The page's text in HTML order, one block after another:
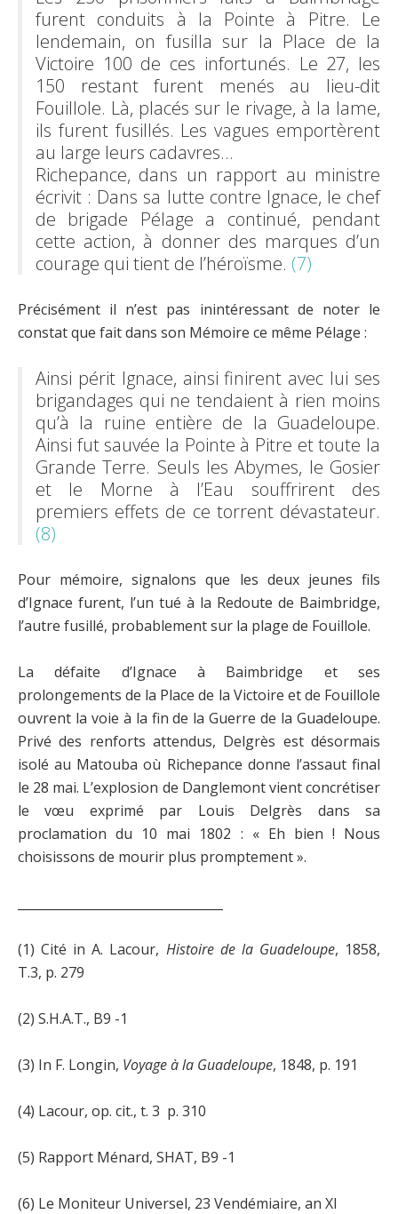
furent conduits à la Pointe à Pitre. Le
lendemain, on fusilla sur la Place de la
Victoire 100 de ces infortunés. Le 27, les
150 restant furent menés au lieu-dit
Fouillole. Là, placés sur le rivage, à la lame,
ils furent fusillés. Les vagues emportèrent
au large leurs cadavres…
Richepance, dans un rapport au ministre
écrivit : Dans sa lutte contre Ignace, le chef
de brigade Pélage a continué, pendant
cette action, à donner des marques d’un
courage qui tient de l’héroïsme. (7)
Précisément il n’est pas inintéressant de noter le
constat que fait dans son Mémoire ce même Pélage :
Ainsi périt Ignace, ainsi finirent avec lui ses
brigandages qui ne tendaient à rien moins
qu’à la ruine entière de la Guadeloupe.
Ainsi fut sauvée la Pointe à Pitre et toute la
Grande Terre. Seuls les Abymes, le Gosier
et le Morne à l’Eau souffrirent des
premiers effets de ce torrent dévastateur.
(8)
Pour mémoire, signalons que les deux jeunes fils
d’Ignace furent, l’un tué à la Redoute de Baimbridge,
l’autre fusillé, probablement sur la plage de Fouillole.
La défaite d’Ignace à Baimbridge et ses
prolongements de la Place de la Victoire et de Fouillole
ouvrent la voie à la fin de la Guerre de la Guadeloupe.
Privé des renforts attendus, Delgrès est désormais
isolé au Matouba où Richepance donne l’assaut final
le 28 mai. L’explosion de Danglemont vient concrétiser
le vœu exprimé par Louis Delgrès dans sa
proclamation du 10 mai 1802 : « Eh bien ! Nous
choisissons de mourir plus promptement ».
(1) Cité in A. Lacour, Histoire de la Guadeloupe, 1858,
T.3, p. 279
(2) S.H.A.T., B9 -1
(3) In F. Longin, Voyage à la Guadeloupe, 1848, p. 191
(4) Lacour, op. cit., t. 3 p. 310
(5) Rapport Ménard, SHAT, B9 -1
(6) Le Moniteur Universel, 23 Vendémiaire, an XI